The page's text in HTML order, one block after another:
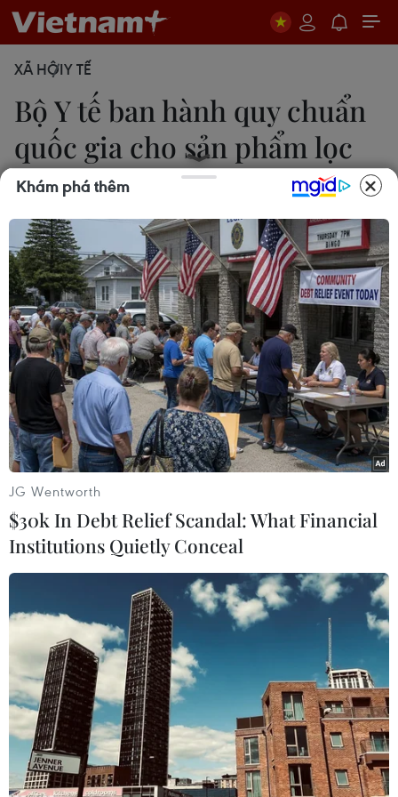
XÃ HỘIY TẾ
Bộ Y tế ban hành quy chuẩn
quốc gia cho sản phẩm lọc
nước
PV
09/12/2016 09:52
Trước tình trạng "loạn" thị trường máy lọc nước loại
bỏ Asen hiện nay, Bộ Y tế đã xây dựng và áp dụng
quy chuẩn quốc gia cho các sản phẩm máy lọc
nước trên thị trường Việt Nam.
Ảnh minh họa. (Nguồn: NRDC)
Asen được Cơ quan nghiên cứu ung thư quốc tế
(IARC) và Liên minh châu Âu (EU) công nhận là
các chất gây ung thư nhóm 1.
Trong tự nhiên, Asen là thành phần của lớp
trầm tích vỏ trái đất nên nó thường có mặt trong
Khám phá thêm
JG Wentworth
$30k In Debt Relief Scandal: What Financial
Institutions Quietly Conceal